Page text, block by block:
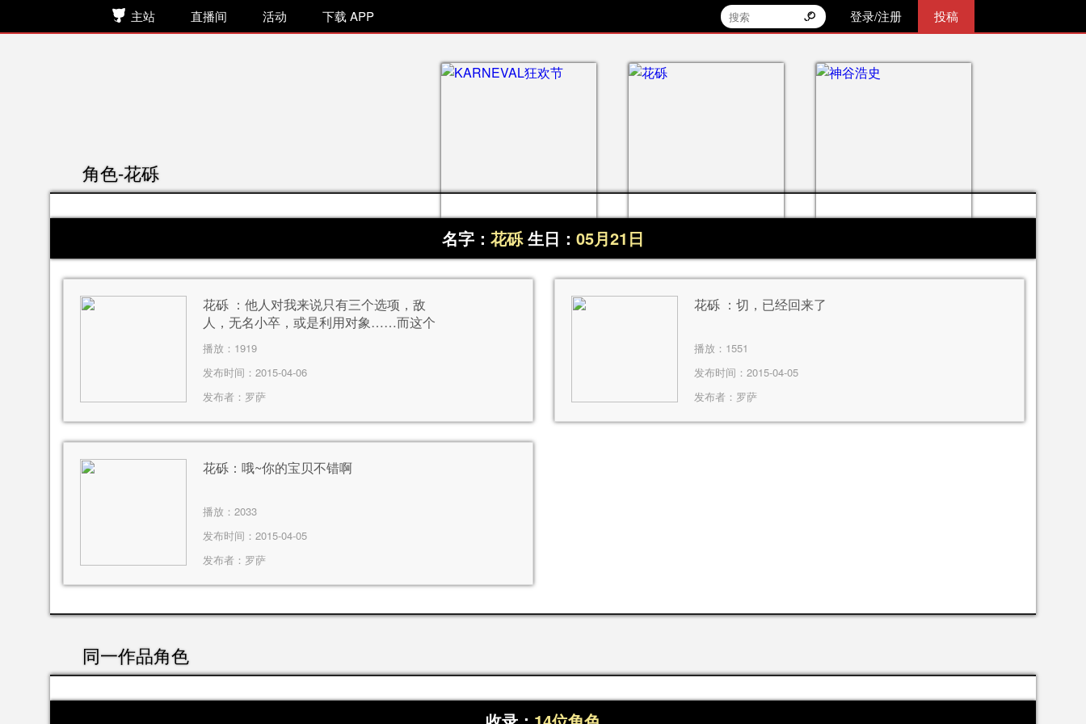
主站 直播间 活动 下载 APP 登录/注册 投稿
角色-花砾
名字： 花砾生日： 05月21日
花砾 ：他人对我来说只有三个选项，敌
人，无名小卒，或是利用对象……而这个
家伙……
播放： 1919
发布时间：2015-04-06
发布者： 罗萨
花砾 ：切，已经回来了
播放： 1551
发布时间：2015-04-05
发布者： 罗萨
花砾：哦~你的宝贝不错啊
播放： 2033
发布时间：2015-04-05
发布者： 罗萨
同一作品角色